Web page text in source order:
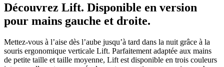
Découvrez Lift. Disponible en version
pour mains gauche et droite.
Mettez-vous à l’aise dès l’aube jusqu’à tard dans la nuit grâce à la
souris ergonomique verticale Lift. Parfaitement adaptée aux mains
de petite taille et taille moyenne, Lift est disponible en trois couleurs